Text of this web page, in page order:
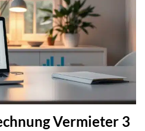
Vermieter 3